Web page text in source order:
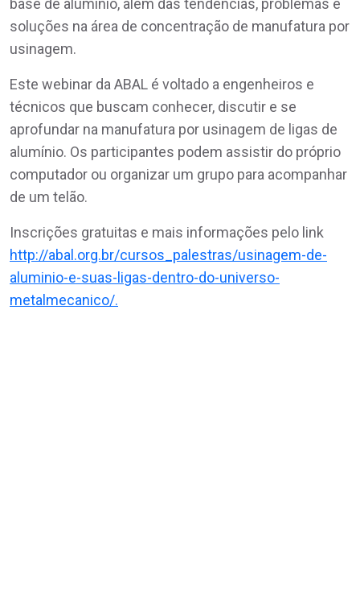
base de alumínio, além das tendências, problemas e
soluções na área de concentração de manufatura por
usinagem.
Este webinar da ABAL é voltado a engenheiros e
técnicos que buscam conhecer, discutir e se
aprofundar na manufatura por usinagem de ligas de
alumínio. Os participantes podem assistir do próprio
computador ou organizar um grupo para acompanhar
de um telão.
Inscrições gratuitas e mais informações pelo link
http://abal.org.br/cursos_palestras/usinagem-de-
aluminio-e-suas-ligas-dentro-do-universo-
metalmecanico/.